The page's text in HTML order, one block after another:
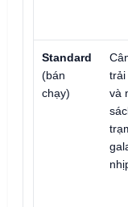
Standard
(bán
chạy)
trải
và